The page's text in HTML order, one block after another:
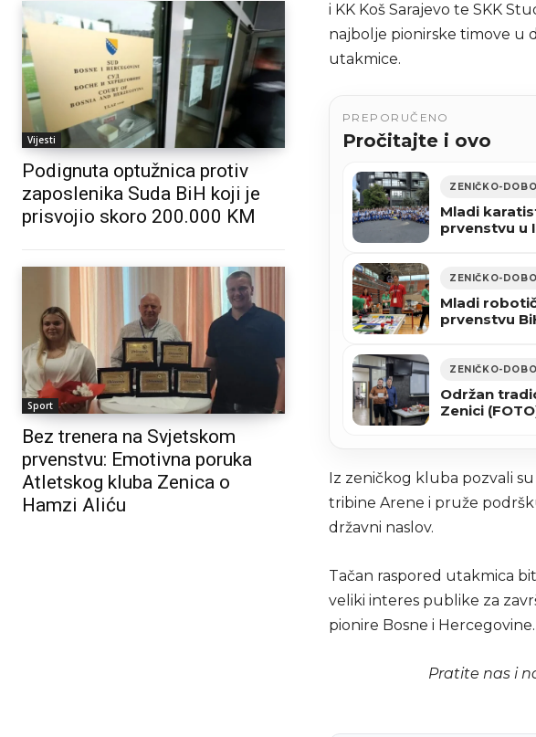
Vijesti
Podignuta optužnica protiv
zaposlenika Suda BiH koji je
prisvojio skoro 200.000 KM
Sport
Bez trenera na Svjetskom
prvenstvu: Emotivna poruka
Atletskog kluba Zenica o
Hamzi Aliću
i KK Koš Sarajevo te SKK
najbolje pionirske timove u
utakmice.
PREPORUČENO
Pročitajte i ovo
ZENIČKO-
Mladi
prvenstvu u
ZENIČKO-
Mladi
prvenstvu
ZENIČKO-
Održan
Zenici
Iz zeničkog kluba pozvali
tribine Arene i pruže
državni naslov.
Tačan raspored utakmica
veliki interes publike za
pionire Bosne i Hercegovine.
Pratite nas i